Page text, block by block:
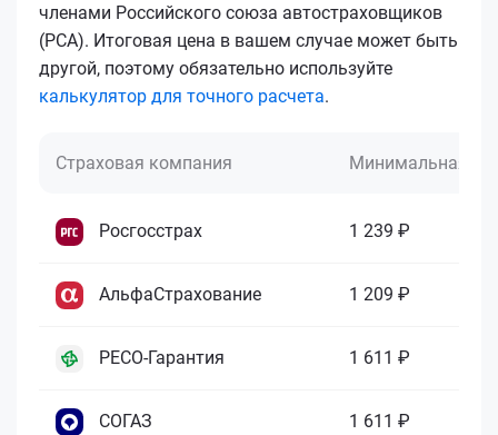
членами Российского союза автостраховщиков
(РСА). Итоговая цена в вашем случае может быть
другой, поэтому обязательно используйте
калькулятор для точного расчета.
Страховая компания Минимальная
Росгосстрах 1 239 ₽
АльфаСтрахование 1 209 ₽
РЕСО-Гарантия 1 611 ₽
СОГАЗ 1 611 ₽